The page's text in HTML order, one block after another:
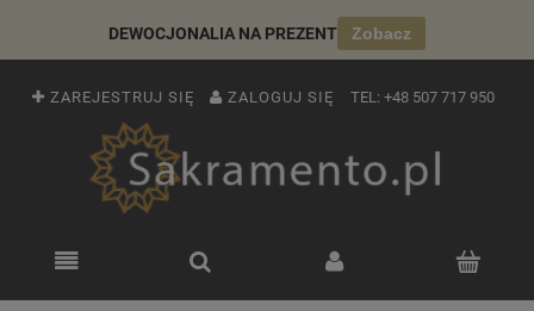
DEWOCJONALIA NA PREZENT Zobacz
ZAREJESTRUJ SIĘ ZALOGUJ SIĘ TEL: +48 507 717 950